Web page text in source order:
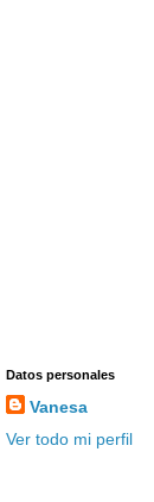
Datos personales
Vanesa
Ver todo mi perfil